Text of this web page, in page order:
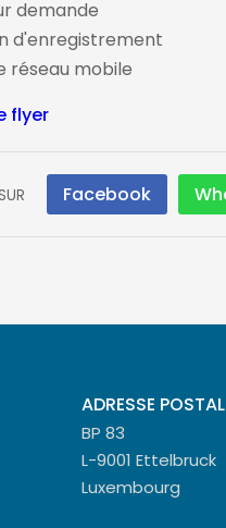
demande
d'enregistrement
réseau mobile
flyer
Facebook
ADRESSE
BP 83
L-9001 Ettelbruck
Luxembourg